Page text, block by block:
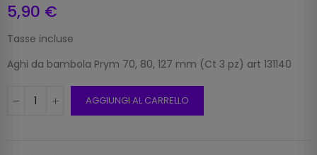
5,90 €
Tasse incluse
Aghi da bambola Prym 70, 80, 127 mm (Ct 3 pz) art 131140
AGGIUNGI AL CARRELLO